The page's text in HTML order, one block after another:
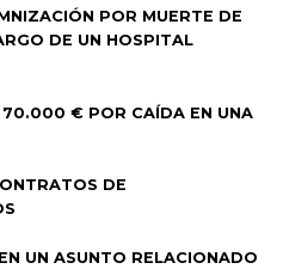
POR MUERTE DE
DE UN HOSPITAL
70.000 € POR CAÍDA EN UNA
DE
UN ASUNTO RELACIONADO